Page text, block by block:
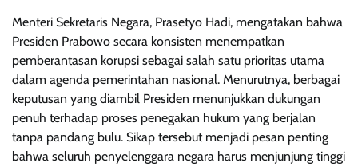
Menteri Sekretaris Negara, Prasetyo Hadi, mengatakan bahwa
Presiden Prabowo secara konsisten menempatkan
pemberantasan korupsi sebagai salah satu prioritas utama
dalam agenda pemerintahan nasional. Menurutnya, berbagai
keputusan yang diambil Presiden menunjukkan dukungan
penuh terhadap proses penegakan hukum yang berjalan
tanpa pandang bulu. Sikap tersebut menjadi pesan penting
bahwa seluruh penyelenggara negara harus menjunjung tinggi